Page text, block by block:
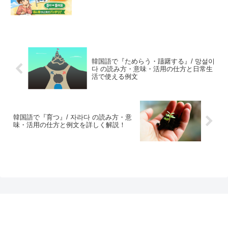
韓国語で『ためらう・躊躇する』/ 망설이
다 の読み方・意味・活用の仕方と日常生
活で使える例文
韓国語で『育つ』/ 자라다 の読み方・意
味・活用の仕方と例文を詳しく解説！